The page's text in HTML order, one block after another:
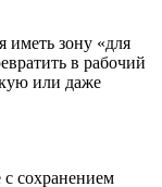
иметь зону «для
в рабочий
или даже
с сохранением